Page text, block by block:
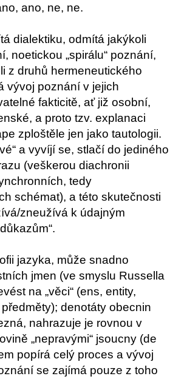
ano, ne, ne.
dialektiku, odmítá jakýkoli
noetickou „spirálu“ poznání,
z druhů hermeneutického
vývoj poznání v jejich
fakticitě, ať již osobní,
a proto tzv. explanaci
zploštěle jen jako tautologii.
a vyvíjí se, stlačí do jediného
(veškerou diachronii
tedy
schémat), a této skutečnosti
zneužívá k údajným
jazyka, může snadno
jmen (ve smyslu Russella
na „věci“ (ens, entity,
denotáty obecnin
nahrazuje je rovnou v
„nepravými“ jsoucny (de
popírá celý proces a vývoj
se zajímá pouze z toho